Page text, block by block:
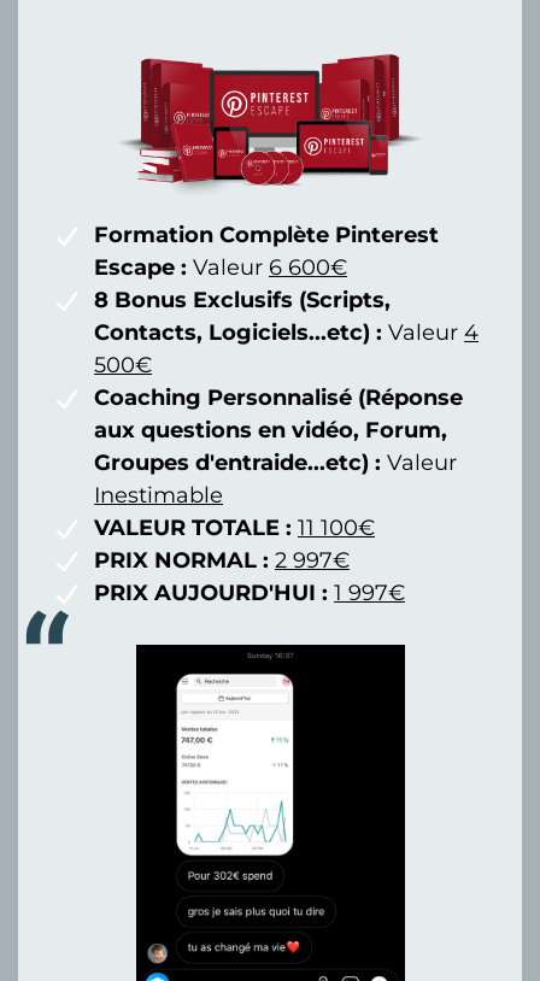
Formation Complète Pinterest
Escape : Valeur 6 600€
8 Bonus Exclusifs (Scripts,
Contacts, Logiciels...etc) : Valeur 4
500€
Coaching Personnalisé (Réponse
aux questions en vidéo, Forum,
Groupes d'entraide...etc) : Valeur
Inestimable
VALEUR TOTALE : 11 100€
PRIX NORMAL : 2 997€
PRIX AUJOURD'HUI : 1 997€